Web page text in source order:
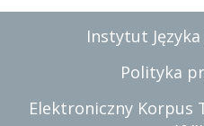
Instytut
Polityka
Elektroniczny Korpus